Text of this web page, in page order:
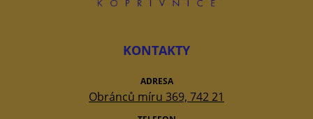
KONTAKTY
ADRESA
Obránců míru 369, 742 21